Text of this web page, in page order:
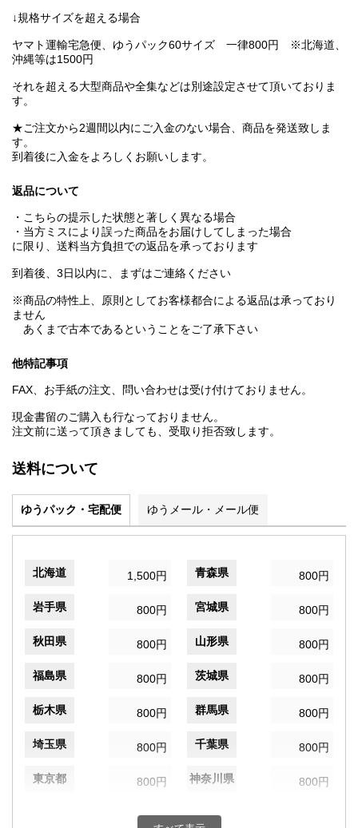
↓規格サイズを超える場合
ヤマト運輸宅急便、ゆうパック60サイズ 一律800円 ※北海道、
沖縄等は1500円
それを超える大型商品や全集などは別途設定させて頂いておりま
す。
★ご注文から2週間以内にご入金のない場合、商品を発送致しま
す。
到着後に入金をよろしくお願いします。
返品について
・こちらの提示した状態と著しく異なる場合
・当方ミスにより誤った商品をお届けしてしまった場合
に限り、送料当方負担での返品を承っております
到着後、3日以内に、まずはご連絡ください
※商品の特性上、原則としてお客様都合による返品は承っており
ません
あくまで古本であるということをご了承下さい
他特記事項
FAX、お手紙の注文、問い合わせは受け付けておりません。
現金書留のご購入も行なっておりません。
注文前に送って頂きましても、受取り拒否致します。
送料について
ゆうパック・宅配便 ゆうメール・メール便
北海道 1,500円 青森県 800円
岩手県 800円 宮城県 800円
秋田県 800円 山形県 800円
福島県 800円 茨城県 800円
栃木県 800円 群馬県 800円
埼玉県 800円 千葉県 800円
東京都 800円 神奈川県 800円
800円 富山県